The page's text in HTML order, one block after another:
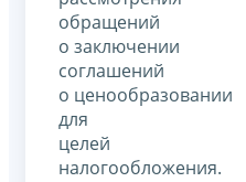
обращений
о заключении
соглашений
о ценообразовании
для
целей
налогообложения.